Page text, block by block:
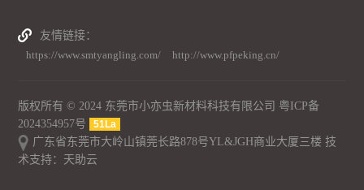
友情链接
https://www.smtyangling.com/
http://www.pfpeking.cn/
版权所有 © 2024 东莞市小亦虫新材料科技有限公司 粤ICP备
2024354957号
广东省东莞市大岭山镇莞长路878号YL&JGH商业大厦三楼 技
术支持： 天助云
51La